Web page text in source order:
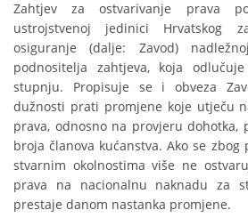
Zahtjev za ostvarivanje prava
ustrojstvenoj jedinici Hrvatskog
osiguranje (dalje: Zavod)
podnositelja zahtjeva, koja
stupnju. Propisuje se i obveza
dužnosti prati promjene koje utječu
prava, odnosno na provjeru dohotka,
broja članova kućanstva. Ako se
stvarnim okolnostima više ne
prava na nacionalnu naknadu za
prestaje danom nastanka promjene.